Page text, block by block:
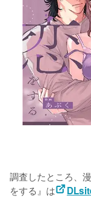
調査したところ、
をする』は